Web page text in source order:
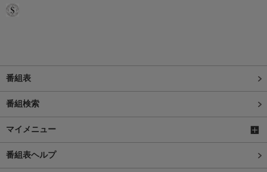
番組表
番組検索
マイメニュー
番組表ヘルプ